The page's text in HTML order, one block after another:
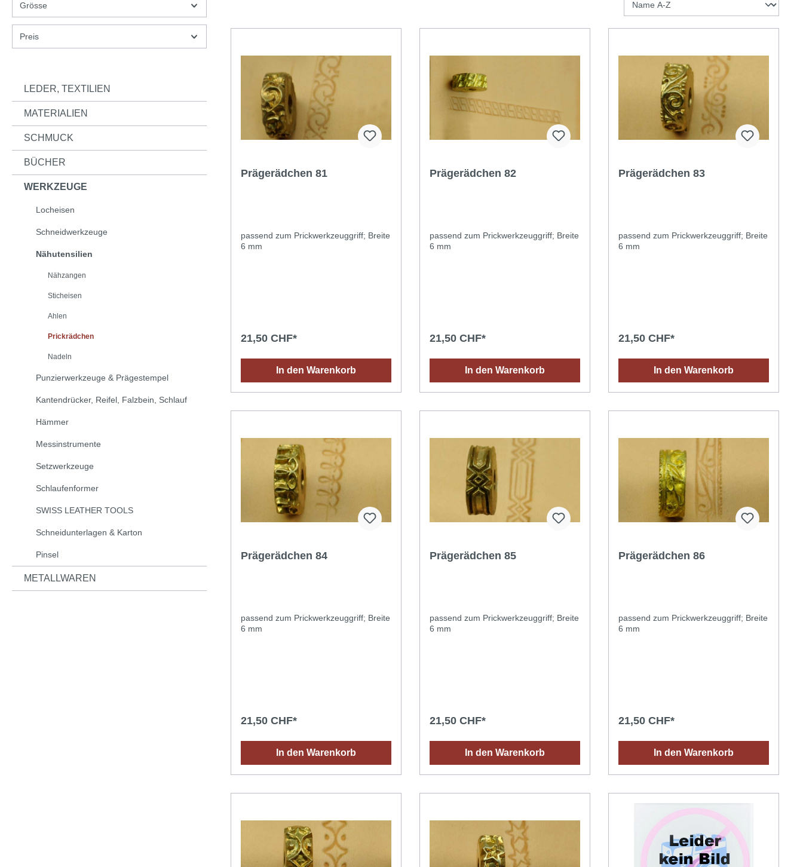
Grösse
Preis
LEDER, TEXTILIEN
MATERIALIEN
SCHMUCK
BÜCHER
WERKZEUGE
Locheisen
Schneidwerkzeuge
Nähutensilien
Nähzangen
Sticheisen
Ahlen
Prickrädchen
Nadeln
Punzierwerkzeuge & Prägestempel
Kantendrücker, Reifel, Falzbein, Schlauf
Hämmer
Messinstrumente
Setzwerkzeuge
Schlaufenformer
SWISS LEATHER TOOLS
Schneidunterlagen & Karton
Pinsel
METALLWAREN
Prägerädchen 81
passend zum Prickwerkzeuggriff; Breite
6 mm
21,50 CHF*
In den Warenkorb
Prägerädchen 82
passend zum Prickwerkzeuggriff; Breite
6 mm
21,50 CHF*
In den Warenkorb
Prägerädchen 83
passend zum Prickwerkzeuggriff; Breite
6 mm
21,50 CHF*
In den Warenkorb
Prägerädchen 84
passend zum Prickwerkzeuggriff; Breite
6 mm
21,50 CHF*
In den Warenkorb
Prägerädchen 85
passend zum Prickwerkzeuggriff; Breite
6 mm
21,50 CHF*
In den Warenkorb
Prägerädchen 86
passend zum Prickwerkzeuggriff; Breite
6 mm
21,50 CHF*
In den Warenkorb